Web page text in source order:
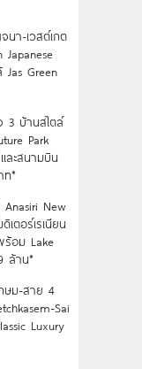
นา-เวสต์เกต
Japanese
Green
บ้านสไตล์
Park
ละสนามบิน
ท*
New
เตอร์เรเนียน
อม Lake
ล้าน*
ษม-สาย 4
Sai
Luxury